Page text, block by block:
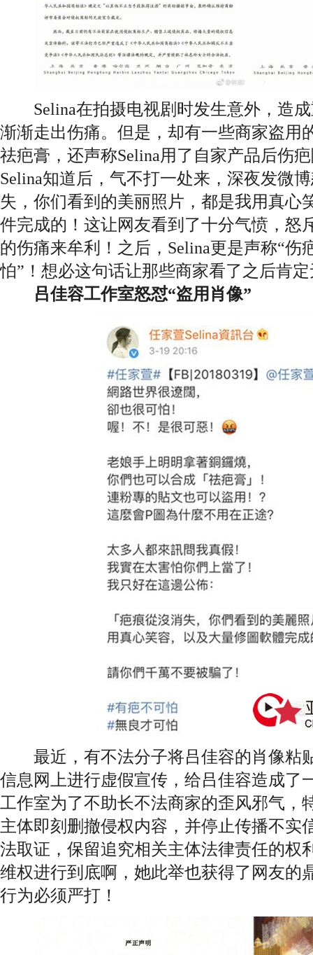
Selina在拍摄电视剧时发生意外，造成
渐渐走出伤痛。但是，却有一些商家盗用
祛疤膏，还声称Selina用了自家产品后伤
Selina知道后，气不打一处来，深夜发微
失，你们看到的美丽照片，都是我用真心
件完成的！这让网友看到了十分气愤，怒
的伤痛来牟利！之后，Selina更是声称“伤
怕”！想必这句话让那些商家看了之后肯
吕佳容工作室怒怼“盗用肖像”
最近，有不法分子将吕佳容的肖像粘
信息网上进行虚假宣传，给吕佳容造成了
工作室为了不助长不法商家的歪风邪气，
主体即刻删撤侵权内容，并停止传播不实
法取证，保留追究相关主体法律责任的权
维权进行到底啊，她此举也获得了网友的
行为必须严打！